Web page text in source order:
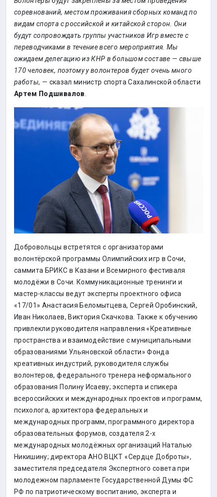
соревнований, местом проживания сборных команд по
видам спорта с российской и китайской сторон. Они
будут сопровождать группы участников Игр вместе с
переводчиками в течение всего мероприятия. Мы
ожидаем делегацию из КНР в большом составе — свыше
170 человек, поэтому у волонтеров будет очень много
работы, — сказал министр спорта Сахалинской области
Артем Подшивалов
Добровольцы встретятся с организаторами
волонтёрской программы Олимпийских игр в Сочи,
саммита БРИКС в Казани и Всемирного фестиваля
молодёжи в Сочи. Коммуникационные тренинги и
мастер-классы ведут эксперты проектного офиса
«17/01» Анастасия Беломытцева, Сергей Оробинский,
Иван Николаев, Виктория Скачкова. Также к обучению
привлекли руководителя направления «Креативные
пространства и взаимодействие с муниципальными
образованиями Ульяновской области» Фонда
креативных индустрий, руководителя службы
волонтеров, федерального тренера неформального
образования Полину Исаеву; эксперта и спикера
всероссийских и международных проектов и программ,
психолога, архитектора федеральных и
международных программ, программного директора
образовательных форумов, создателя 2-х
международных молодёжных организаций Наталью
Никишину; директора АНО ВЦКТ «Сердце Доброты»,
заместителя председателя Экспертного совета при
молодежном парламенте Государственной Думы ФС
РФ по патриотическому воспитанию, эксперта и